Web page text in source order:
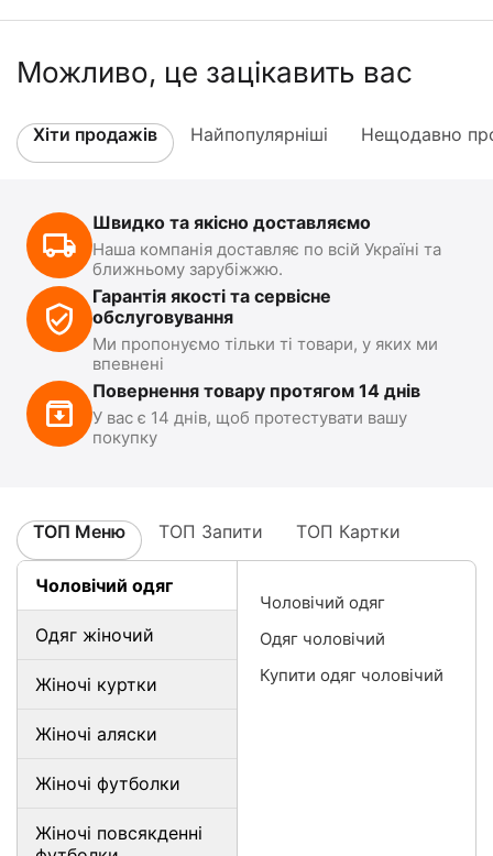
Можливо, це зацікавить вас
Хіти продажів Найпопулярніші Нещодавно
Швидко та якісно доставляємо
Наша компанія доставляє по всій Україні та
ближньому зарубіжжю.
Гарантія якості та сервісне
обслуговування
Ми пропонуємо тільки ті товари, у яких ми
впевнені
Повернення товару протягом 14 днів
У вас є 14 днів, щоб протестувати вашу
покупку
ТОП Меню ТОП Запити ТОП Картки
Чоловічий одяг
Одяг жіночий
Жіночі куртки
Жіночі аляски
Жіночі футболки
Жіночі повсякденні
Чоловічий одяг
Одяг чоловічий
Купити одяг чоловічий